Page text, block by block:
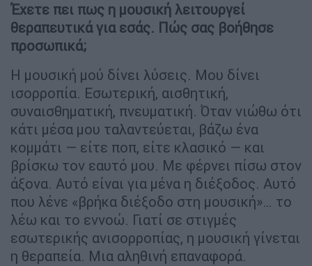
Έχετε πει πως η μουσική λειτουργεί
θεραπευτικά για εσάς. Πώς σας βοήθησε
προσωπικά;
Η μουσική μού δίνει λύσεις. Μου δίνει
ισορροπία. Εσωτερική, αισθητική,
συναισθηματική, πνευματική. Όταν νιώθω ότι
κάτι μέσα μου ταλαντεύεται, βάζω ένα
κομμάτι — είτε ποπ, είτε κλασικό — και
βρίσκω τον εαυτό μου. Με φέρνει πίσω στον
άξονα. Αυτό είναι για μένα η διέξοδος. Αυτό
που λένε «βρήκα διέξοδο στη μουσική»… το
λέω και το εννοώ. Γιατί σε στιγμές
εσωτερικής ανισορροπίας, η μουσική γίνεται
η θεραπεία. Μια αληθινή επαναφορά.